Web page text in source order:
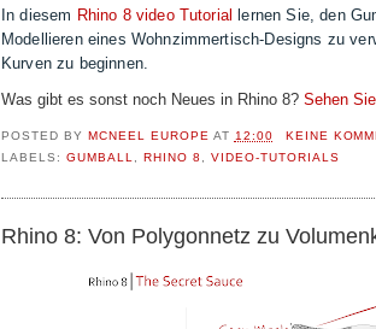
In diesem Rhino 8 video Tutorial lernen Sie, den
Modellieren eines Wohnzimmertisch-Designs zu
Kurven zu beginnen.
Was gibt es sonst noch Neues in Rhino 8? Sehen
POSTED BY MCNEEL EUROPE AT 12:00
KEINE
LABELS: GUMBALL RHINO 8 VIDEO-TUTORIALS
Rhino 8: Von Polygonnetz zu